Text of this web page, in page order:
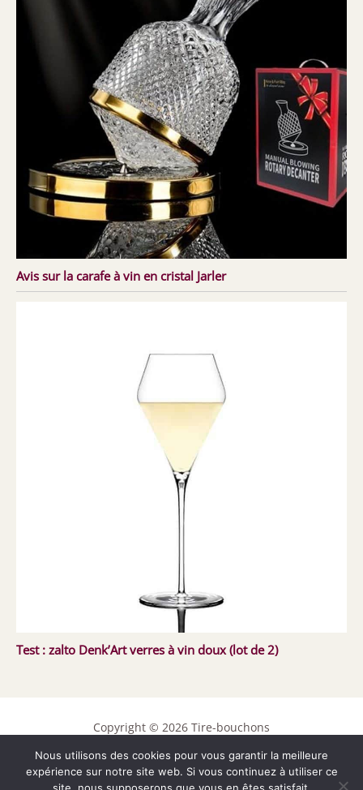
Avis sur la carafe à vin en cristal Jarler
Test : zalto Denk’Art verres à vin doux (lot de 2)
Copyright © 2026 Tire-bouchons
Contact
Mentions légales
Nous utilisons des cookies pour vous garantir la meilleure
expérience sur notre site web. Si vous continuez à utiliser ce